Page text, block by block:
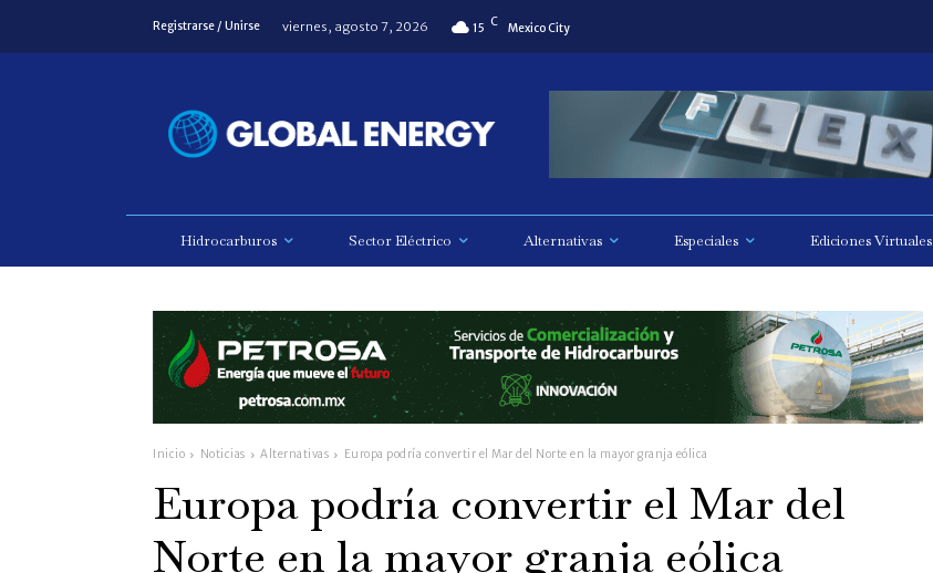
Registrarse / Unirse viernes, agosto 7, 2026 15 C Mexico City
Hidrocarburos Sector Eléctrico Alternativas Especiales Ediciones Virtuales
Inicio Noticias Alternativas Europa podría convertir el Mar del Norte en la mayor granja eólica
Europa podría convertir el Mar del
Norte en la mayor granja eólica